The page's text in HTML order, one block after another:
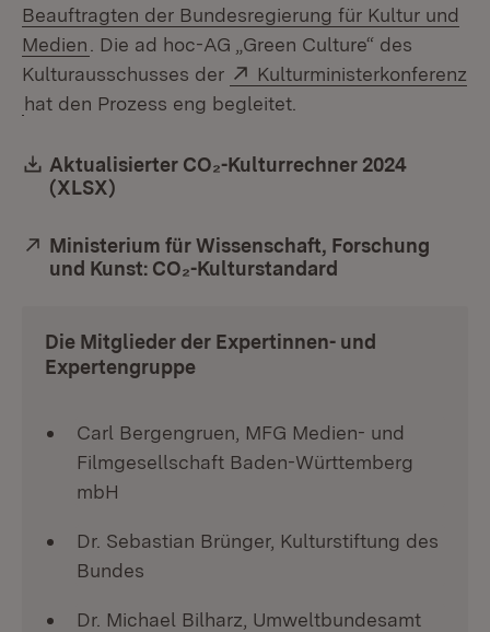
Beauftragten der Bundesregierung für Kultur und
Medien (Öffnet in neuem Fenster)
. Die ad hoc-AG „Green Culture“ des
Kulturausschusses der
Extern:
Kulturministerkonferenz
(Öffnet in neuem Fenster)
hat den Prozess eng begleitet.
Download:
Aktualisierter CO₂-Kulturrechner 2024
(XLSX)
Extern:
Ministerium für Wissenschaft, Forschung
und Kunst: CO₂-Kulturstandard
Die Mitglieder der Expertinnen- und
Expertengruppe
Carl Bergengruen, MFG Medien- und
Filmgesellschaft Baden-Württemberg
mbH
Dr. Sebastian Brünger, Kulturstiftung des
Bundes
Dr. Michael Bilharz, Umweltbundesamt